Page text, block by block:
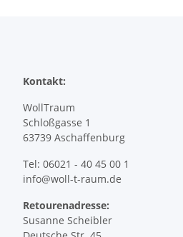
Kontakt:
WollTraum
Schloßgasse 1
63739 Aschaffenburg
Tel: 06021 - 40 45 00 1
info@woll-t-raum.de
Retourenadresse:
Susanne Scheibler